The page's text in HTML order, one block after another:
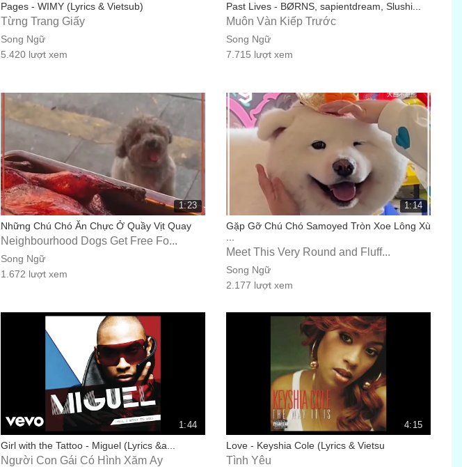
Pages - WIMY (Lyrics & Vietsub)
Từng Trang Giấy
Song Ngữ
5.420 lượt xem
Past Lives - BØRNS, sapientdream, Slushi...
Muôn Vàn Kiếp Trước
Song Ngữ
7.715 lượt xem
1:23
Những Chú Chó Ăn Chực Ở Quầy Vịt Quay
Neighbourhood Dogs Get Free Fo...
Song Ngữ
1.672 lượt xem
1:14
Gặp Gỡ Chú Chó Samoyed Tròn Xoe Lông Xù
Meet This Very Round and Fluff...
Song Ngữ
2.177 lượt xem
1:44
Girl with the Tattoo - Miguel (Lyrics &a...
Người Con Gái Có Hình Xăm Ấy
4:15
Love - Keyshia Cole (Lyrics & Vietsu
Tình Yêu